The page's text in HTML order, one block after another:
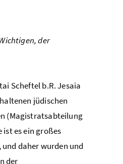
der
Scheftel b.R. Jesaia
jüdischen
(Magistratsabteilung
es ein großes
und daher wurden und
der